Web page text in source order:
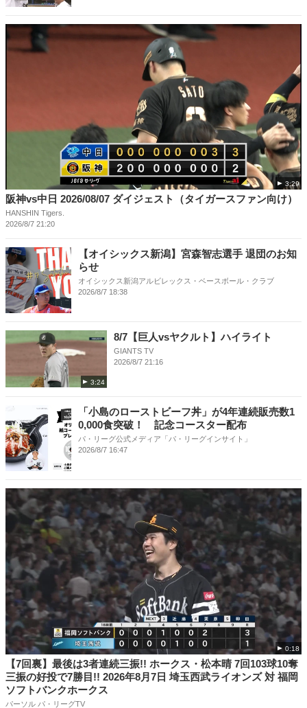
3:29
阪神vs中日 2026/08/07 ダイジェスト（タイガースファン向け）
HANSHIN Tigers.
2026/8/7 21:20
【オイシックス新潟】宮森智志選手 退団のお知
らせ
オイシックス新潟アルビレックス・ベースボール・クラブ
2026/8/7 18:38
3:24
8/7【巨人vsヤクルト】ハイライト
GIANTS TV
2026/8/7 21:16
「小島のローストビーフ丼」が4年連続販売数1
0,000食突破！ 記念コースター配布
パ・リーグ公式メディア「パ・リーグインサイト」
2026/8/7 16:47
0:18
【7回裏】最後は3者連続三振!! ホークス・松本晴 7回103球10奪
三振の好投で7勝目!! 2026年8月7日 埼玉西武ライオンズ 対 福岡
ソフトバンクホークス
パーソル パ・リーグTV